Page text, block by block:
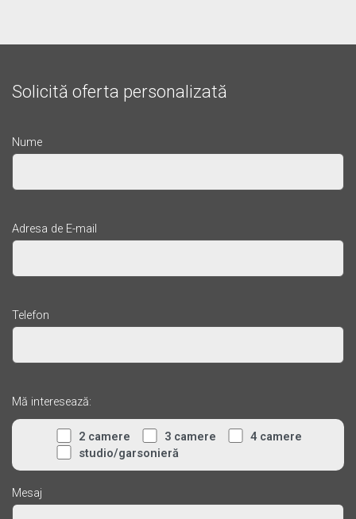
Solicită oferta personalizată
Nume
Adresa de E-mail
Telefon
Mă interesează:
2 camere 3 camere
4 camere
studio/garsonieră
Mesaj